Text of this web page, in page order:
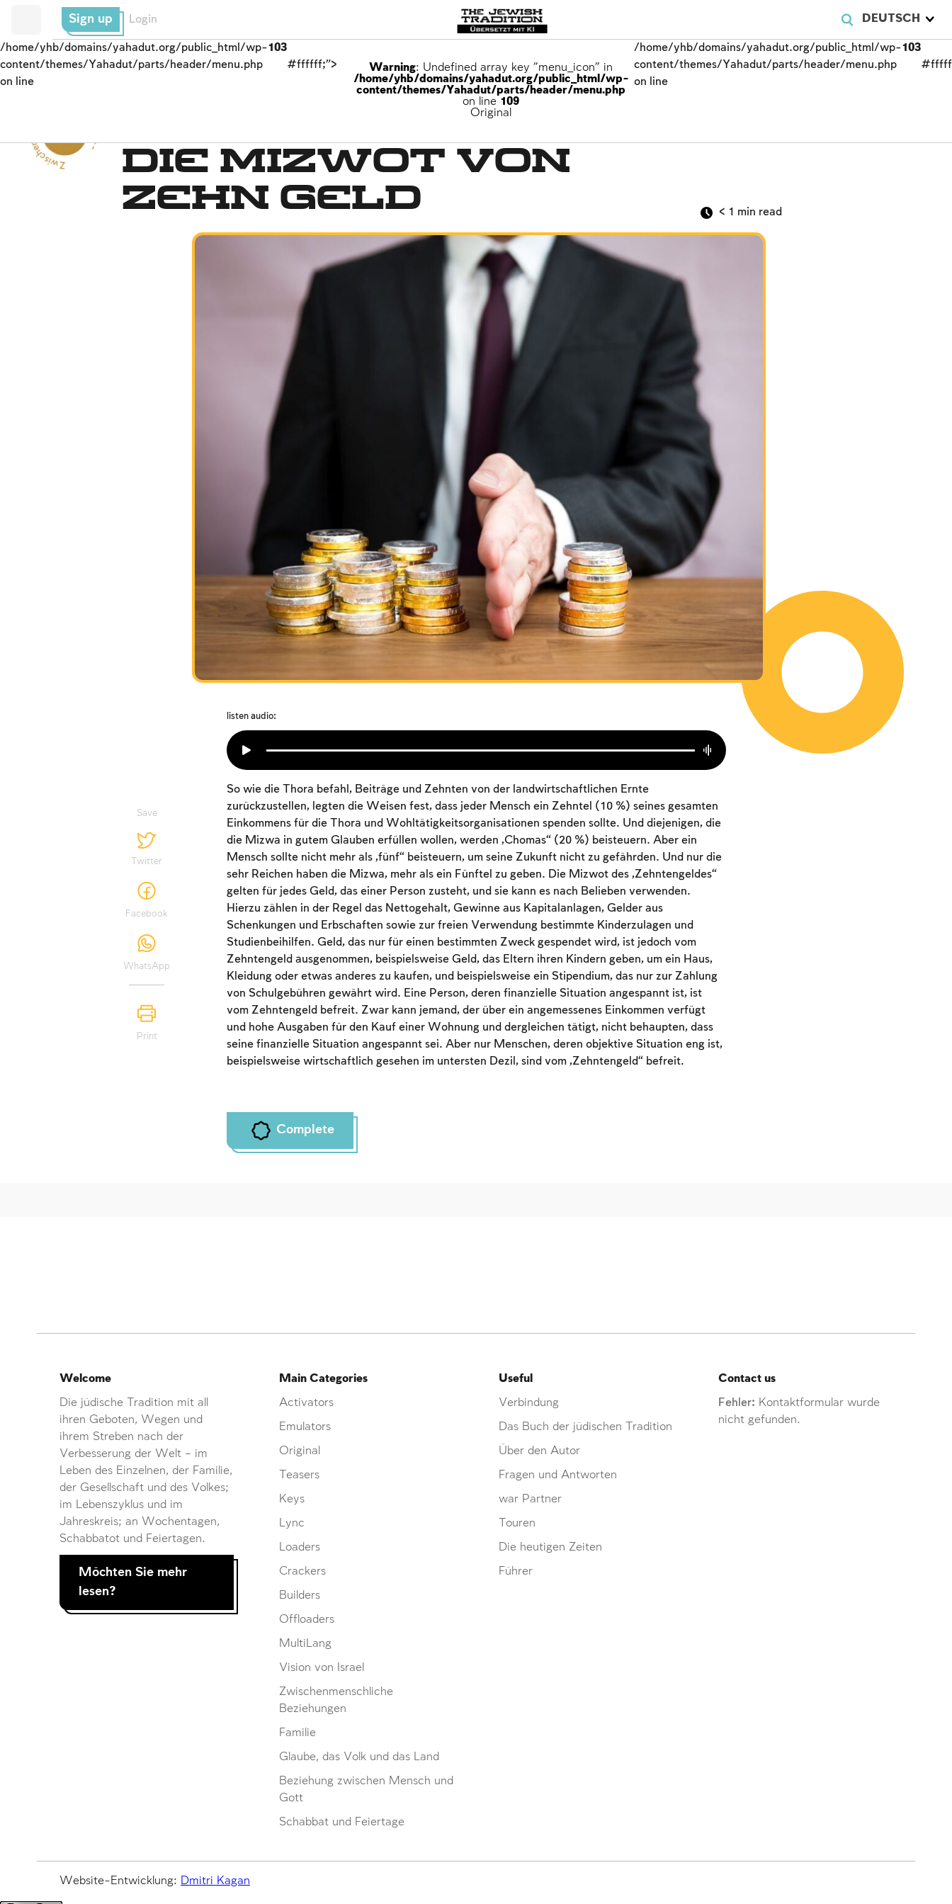
DEUTSCH
Sign up Login
/home/yhb/domains/yahadut.org/public_html/wp-
content/themes/Yahadut/parts/header/menu.php
on line
103
#ffffff;">
Warning: Undefined array key "menu_icon" in
/home/yhb/domains/yahadut.org/public_html/wp-
content/themes/Yahadut/parts/header/menu.php
on line 109
Original
/home/yhb/domains/yahadut.org/public_html/wp-
content/themes/Yahadut/parts/header/menu.php
on line
103
Zwischenmenschliche Beziehungen -- Die Mizwot von
zehn Geld
< 1 min read
listen audio:
Save
Twitter
Facebook
WhatsApp
Print
So wie die Thora befahl, Beiträge und Zehnten von der landwirtschaftlichen Ernte
zurückzustellen, legten die Weisen fest, dass jeder Mensch ein Zehntel (10 %) seines gesamten
Einkommens für die Thora und Wohltätigkeitsorganisationen spenden sollte. Und diejenigen, die
die Mizwa in gutem Glauben erfüllen wollen, werden „Chomas“ (20 %) beisteuern. Aber ein
Mensch sollte nicht mehr als „fünf“ beisteuern, um seine Zukunft nicht zu gefährden. Und nur die
sehr Reichen haben die Mizwa, mehr als ein Fünftel zu geben. Die Mizwot des „Zehntengeldes“
gelten für jedes Geld, das einer Person zusteht, und sie kann es nach Belieben verwenden.
Hierzu zählen in der Regel das Nettogehalt, Gewinne aus Kapitalanlagen, Gelder aus
Schenkungen und Erbschaften sowie zur freien Verwendung bestimmte Kinderzulagen und
Studienbeihilfen. Geld, das nur für einen bestimmten Zweck gespendet wird, ist jedoch vom
Zehntengeld ausgenommen, beispielsweise Geld, das Eltern ihren Kindern geben, um ein Haus,
Kleidung oder etwas anderes zu kaufen, und beispielsweise ein Stipendium, das nur zur Zahlung
von Schulgebühren gewährt wird. Eine Person, deren finanzielle Situation angespannt ist, ist
vom Zehntengeld befreit. Zwar kann jemand, der über ein angemessenes Einkommen verfügt
und hohe Ausgaben für den Kauf einer Wohnung und dergleichen tätigt, nicht behaupten, dass
seine finanzielle Situation angespannt sei. Aber nur Menschen, deren objektive Situation eng ist,
beispielsweise wirtschaftlich gesehen im untersten Dezil, sind vom „Zehntengeld“ befreit.
Complete
Account required
To mark concepts as learned, you'll need to create
an account or log in.
Sign up Login
Contact us
Fehler: Kontaktformular wurde
nicht gefunden.
Useful
Verbindung
Das Buch der jüdischen Tradition
Über den Autor
Fragen und Antworten
war Partner
Touren
Die heutigen Zeiten
Führer
Main Categories
Activators
Emulators
Original
Teasers
Keys
Lync
Loaders
Crackers
Builders
Offloaders
MultiLang
Vision von Israel
Zwischenmenschliche
Beziehungen
Familie
Glaube, das Volk und das Land
Beziehung zwischen Mensch und
Gott
Schabbat und Feiertage
Welcome
Die jüdische Tradition mit all
ihren Geboten, Wegen und
ihrem Streben nach der
Verbesserung der Welt – im
Leben des Einzelnen, der Familie,
der Gesellschaft und des Volkes;
im Lebenszyklus und im
Jahreskreis; an Wochentagen,
Schabbatot und Feiertagen.
Möchten Sie mehr
lesen?
Website-Entwicklung: Dmitri Kagan